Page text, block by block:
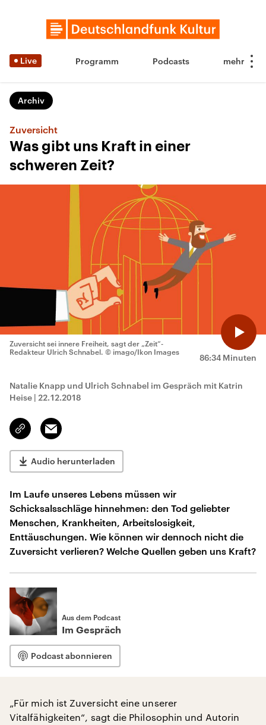
Live Programm Podcasts
Archiv
Zuversicht
Was gibt uns Kraft in einer
schweren Zeit?
86:34 Minuten
Zuversicht sei innere Freiheit, sagt der „Zeit“-
Redakteur Ulrich Schnabel. © imago/Ikon Images
Natalie Knapp und Ulrich Schnabel im Gespräch mit Katrin
Heise | 22.12.2018
Link
kopieren/teilen
Email
Audio herunterladen
Im Laufe unseres Lebens müssen wir
Schicksalsschläge hinnehmen: den Tod geliebter
Menschen, Krankheiten, Arbeitslosigkeit,
Enttäuschungen. Wie können wir dennoch nicht die
Zuversicht verlieren? Welche Quellen geben uns Kraft?
Aus dem Podcast
Im Gespräch
Podcast abonnieren
„Für mich ist Zuversicht eine unserer
Vitalfähigkeiten“, sagt die Philosophin und Autorin